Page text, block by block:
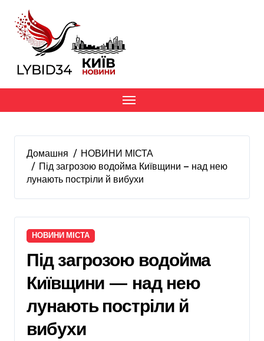
вмісту
Домашня
НОВИНИ МІСТА
Під загрозою водойма Київщини — над нею
лунають постріли й вибухи
НОВИНИ МІСТА
Під загрозою водойма
Київщини — над нею
лунають постріли й
вибухи